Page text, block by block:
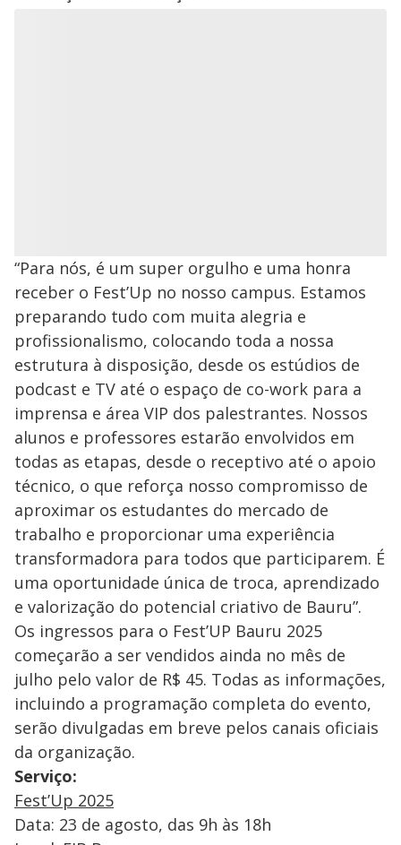
“Para nós, é um super orgulho e uma honra
receber o Fest’Up no nosso campus. Estamos
preparando tudo com muita alegria e
profissionalismo, colocando toda a nossa
estrutura à disposição, desde os estúdios de
podcast e TV até o espaço de co-work para a
imprensa e área VIP dos palestrantes. Nossos
alunos e professores estarão envolvidos em
todas as etapas, desde o receptivo até o apoio
técnico, o que reforça nosso compromisso de
aproximar os estudantes do mercado de
trabalho e proporcionar uma experiência
transformadora para todos que participarem. É
uma oportunidade única de troca, aprendizado
e valorização do potencial criativo de Bauru”.
Os ingressos para o Fest’UP Bauru 2025
começarão a ser vendidos ainda no mês de
julho pelo valor de R$ 45. Todas as informações,
incluindo a programação completa do evento,
serão divulgadas em breve pelos canais oficiais
da organização.
Serviço:
Fest’Up 2025
Data: 23 de agosto, das 9h às 18h